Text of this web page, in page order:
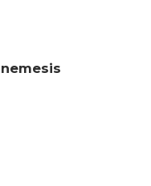
nemesis